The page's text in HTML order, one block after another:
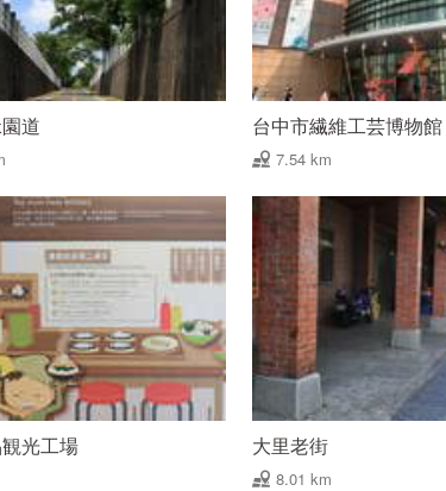
道 台中市繊維工芸博物館
7.54 km
光工場 大里老街
8.01 km